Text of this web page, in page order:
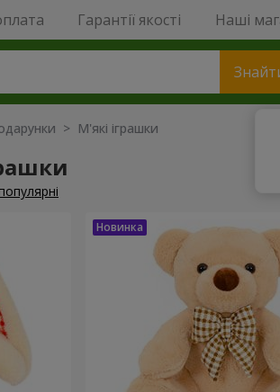
Гарантії якості Наші
> М'які іграшки
популярні